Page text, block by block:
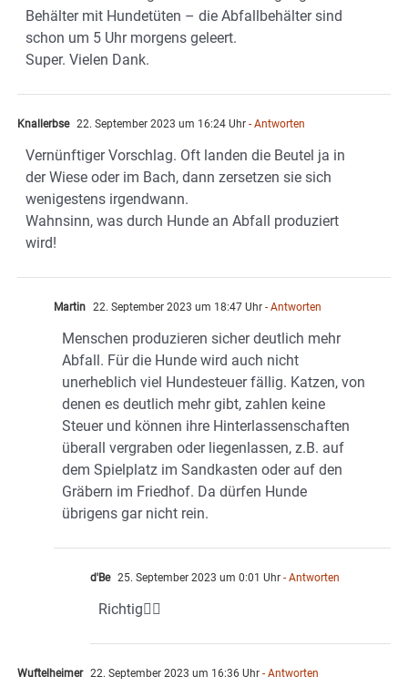
Behälter mit Hundetüten – die Abfallbehälter sind
schon um 5 Uhr morgens geleert.
Super. Vielen Dank.
Knallerbse 22. September 2023 um 16:24 Uhr - Antworten
Vernünftiger Vorschlag. Oft landen die Beutel ja in
der Wiese oder im Bach, dann zersetzen sie sich
wenigestens irgendwann.
Wahnsinn, was durch Hunde an Abfall produziert
wird!
Martin 22. September 2023 um 18:47 Uhr - Antworten
Menschen produzieren sicher deutlich mehr
Abfall. Für die Hunde wird auch nicht
unerheblich viel Hundesteuer fällig. Katzen, von
denen es deutlich mehr gibt, zahlen keine
Steuer und können ihre Hinterlassenschaften
überall vergraben oder liegenlassen, z.B. auf
dem Spielplatz im Sandkasten oder auf den
Gräbern im Friedhof. Da dürfen Hunde
übrigens gar nicht rein.
d'Be 25. September 2023 um 0:01 Uhr - Antworten
Richtig👍🏻
Wuftelheimer 22. September 2023 um 16:36 Uhr - Antworten